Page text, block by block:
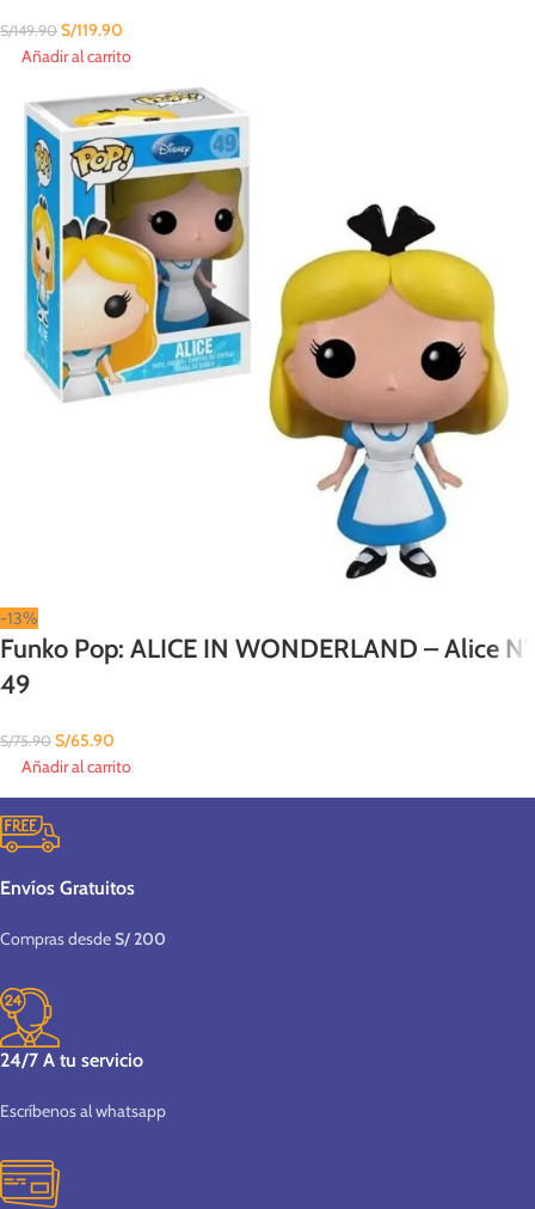
S/149.90 S/119.90
Añadir al carrito
-13%
Funko Pop: ALICE IN WONDERLAND – Alice N°
49
S/75.90 S/65.90
Añadir al carrito
Envíos Gratuitos
Compras desdeS/ 200
24/7 A tu servicio
Escríbenos al whatsapp